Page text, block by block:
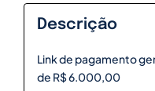
Descrição
Link de pagamento
de R$ 6.000,00